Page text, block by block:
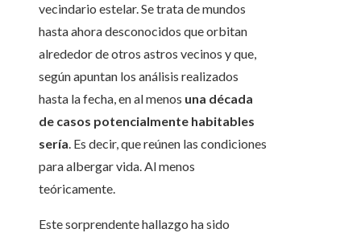
vecindario estelar. Se trata de mundos
hasta ahora desconocidos que orbitan
alrededor de otros astros vecinos y que,
según apuntan los análisis realizados
hasta la fecha, en al menos una década
de casos potencialmente habitables
sería. Es decir, que reúnen las condiciones
para albergar vida. Al menos
teóricamente.
Este sorprendente hallazgo ha sido